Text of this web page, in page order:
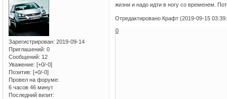
Зарегистрирован: 2019-09-14
Приглашений: 0
Сообщений: 12
Уважение: [+0/-0]
Позитив: [+0/-0]
Провел на форуме:
6 часов 46 минут
Последний визит:
жизни и надо идти в ногу со временем.
Отредактировано Крафт (2019-09-15
0